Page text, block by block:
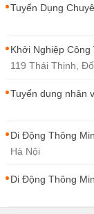
Tuyển Dụng
Khởi Nghiệp Công
Bán Hàng Di
119 Thái Thịnh,
Tuyển dụng nhân
Di Động Thông
- CONTENT
Hà Nội
Di Động Thông
Thông Minh